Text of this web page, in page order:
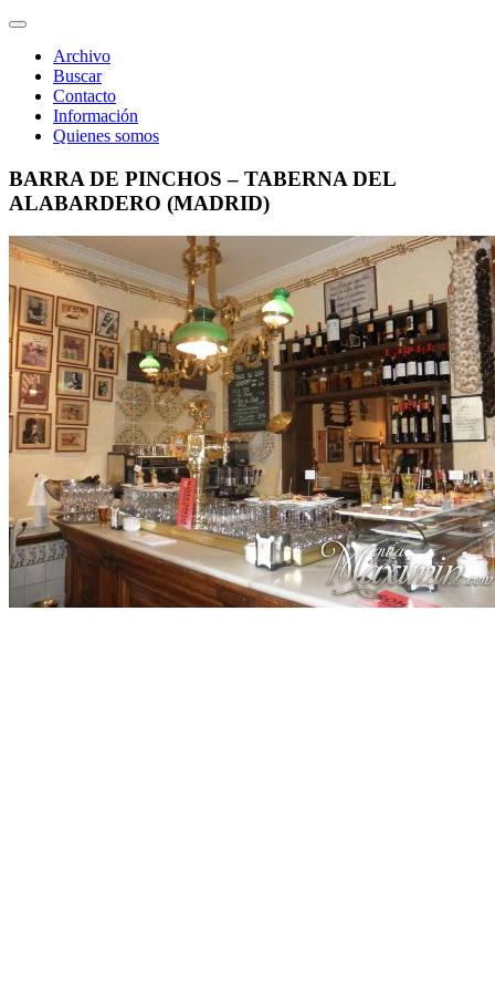
Desplegar
navegaciónArchivo
Buscar
Contacto
Información
Quienes somos
BARRA DE PINCHOS – TABERNA DEL
ALABARDERO (MADRID)